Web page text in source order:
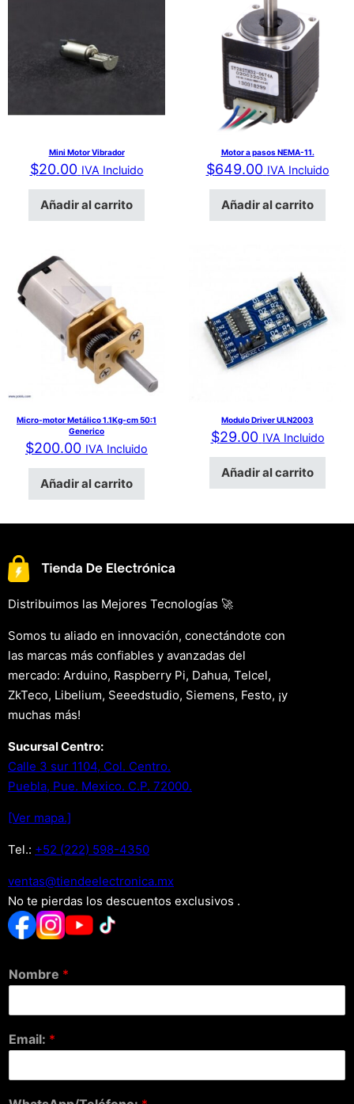
Mini Motor Vibrador
$20.00 IVA Incluido
Añadir al carrito
Motor a pasos NEMA-11.
$649.00 IVA Incluido
Añadir al carrito
Micro-motor Metálico 1.1Kg-cm 50:1
Generico
$200.00 IVA Incluido
Añadir al carrito
Modulo Driver ULN2003
$29.00 IVA Incluido
Añadir al carrito
Distribuimos las Mejores Tecnologías 🚀
Somos tu aliado en innovación, conectándote con
las marcas más confiables y avanzadas del
mercado: Arduino, Raspberry Pi, Dahua, Telcel,
ZkTeco, Libelium, Seeedstudio, Siemens, Festo, ¡y
muchas más!
Sucursal Centro:
Calle 3 sur 1104, Col. Centro.
Puebla, Pue. Mexico. C.P. 72000.
[Ver mapa.]
Tel.: +52 (222) 598-4350
xm.acinortceleedneit@satnev
No te pierdas los descuentos exclusivos .
Nombre *
Email: *